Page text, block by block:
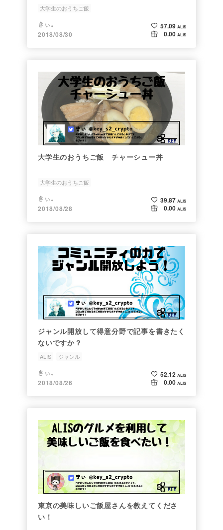
大学生のおうちご飯
きぃ。
2018/08/30
57.09 ALIS
0.00 ALIS
大学生のおうちご飯 チャーシュー丼
大学生のおうちご飯
きぃ。
2018/08/28
39.87 ALIS
0.00 ALIS
ジャンル開放して得意分野で記事を書きたく
ないですか？
ALIS ジャンル
きぃ。
2018/08/26
52.12 ALIS
0.00 ALIS
東京の美味しいご飯屋さんを教えてくださ
い！